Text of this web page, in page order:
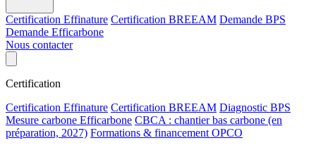
Certification Effinature Certification BREEAM Demande BPS
Demande Efficarbone
Nous contacter
Certification
Certification Effinature Certification BREEAM Diagnostic BPS
Mesure carbone Efficarbone CBCA : chantier bas carbone (en
préparation, 2027) Formations & financement OPCO